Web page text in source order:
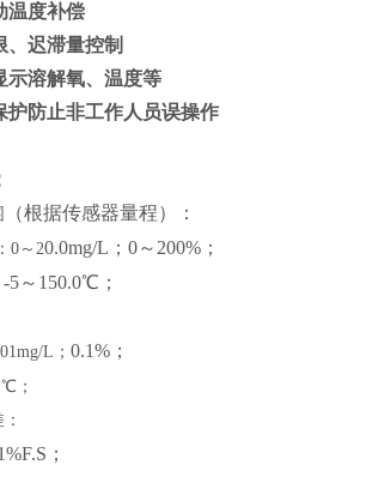
温度补偿
、迟滞量控制
示溶解氧、 温度等
护防止非工作人员误操作
（根据传感器量程） ：
0～20.0mg/L； 0～ 200%；
-5～ 150.0℃；
L； 0.1%；
；
F.S；